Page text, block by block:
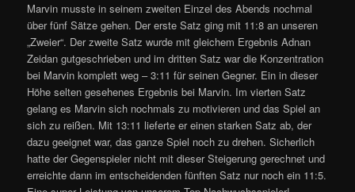
Marvin musste in seinem zweiten Einzel des Abends nochmal
über fünf Sätze gehen. Der erste Satz ging mit 11:8 an unseren
„Zweier“. Der zweite Satz wurde mit gleichem Ergebnis Adnan
Zeidan gutgeschrieben und im dritten Satz war die Konzentration
bei Marvin komplett weg – 3:11 für seinen Gegner. Ein in dieser
Höhe selten gesehenes Ergebnis bei Marvin. Im vierten Satz
gelang es Marvin sich nochmals zu motivieren und das Spiel an
sich zu reißen. Mit 13:11 lieferte er einen starken Satz ab, der
dazu geeignet war, das ganze Spiel noch zu drehen. Sicherlich
hatte der Gegenspieler nicht mit dieser Steigerung gerechnet und
erreichte dann im entscheidenden fünften Satz nur noch ein 11:5.